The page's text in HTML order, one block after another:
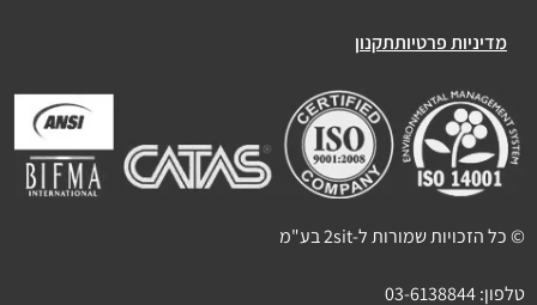
מדיניות פרטיותתקנון
© כל הזכויות שמורות ל-2sit בע"מ
טלפון:03-6138844